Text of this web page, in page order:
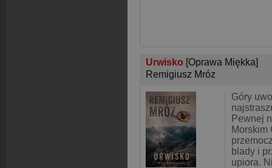
Urwisko [Oprawa Miękka]
Remigiusz Mróz
Góry
Pewnej
Morskim
blady i
upiora.